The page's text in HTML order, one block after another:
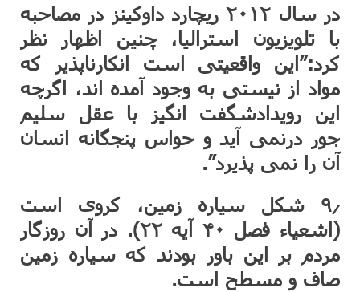
در سال ۲۰۱۲ ریچارد داوکینز در مصاحبه
با تلویزیون استرالیا، چنین اظهار نظر
کرد:”این واقعیتی است انکارناپذیر که
مواد از نیستی به وجود آمده اند، اگرچه
این رویدادشگفت انگیز با عقل سلیم
جور درنمی آید و حواس پنجگانه انسان
آن را نمی پذیرد”.
۹٫ شکل سیاره زمین، کروی است
(اشعیاء فصل ۴۰ آیه ۲۲). در آن روزگار
مردم بر این باور بودند که سیاره زمین
صاف و مسطح است.